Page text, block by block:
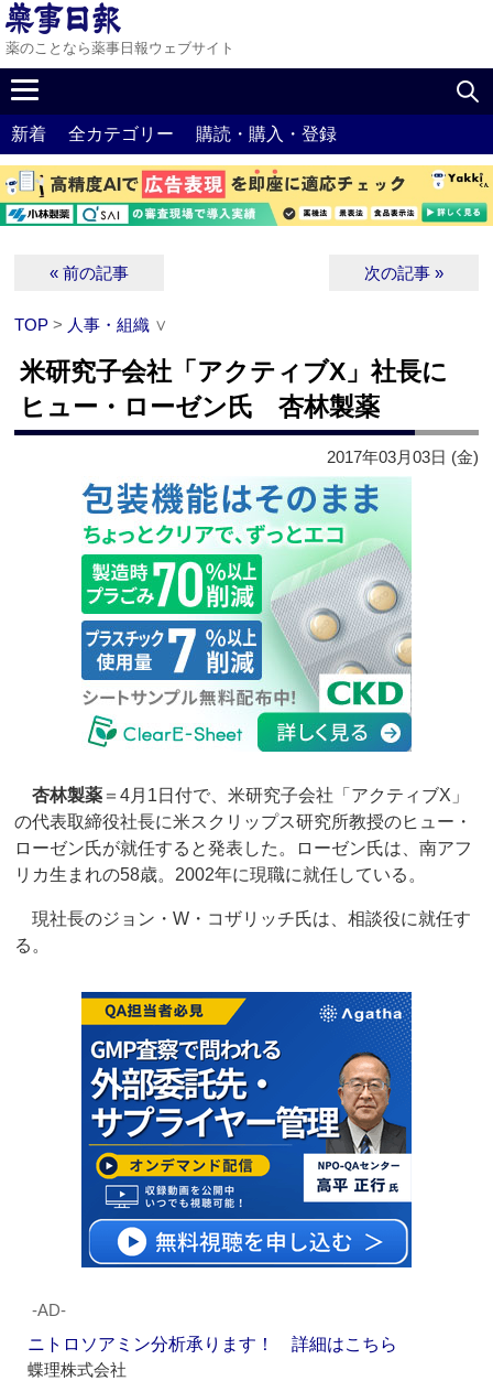
薬のことなら薬事日報ウェブサイト
新着 全カテゴリー 購読・購入・登録
« 前の記事 次の記事 »
TOP > 人事・組織 ∨
米研究子会社「アクティブX」社長に
ヒュー・ローゼン氏 杏林製薬
2017年03月03日 (金)
杏林製薬 ＝4月1日付で、米研究子会社「アクティブX」
の代表取締役社長に米スクリップス研究所教授のヒュー・
ローゼン氏が就任すると発表した。ローゼン氏は、南アフ
リカ生まれの58歳。2002年に現職に就任している。
現社長のジョン・W・コザリッチ氏は、相談役に就任す
る。
‐AD‐
ニトロソアミン分析承ります！ 詳細はこちら
蝶理株式会社